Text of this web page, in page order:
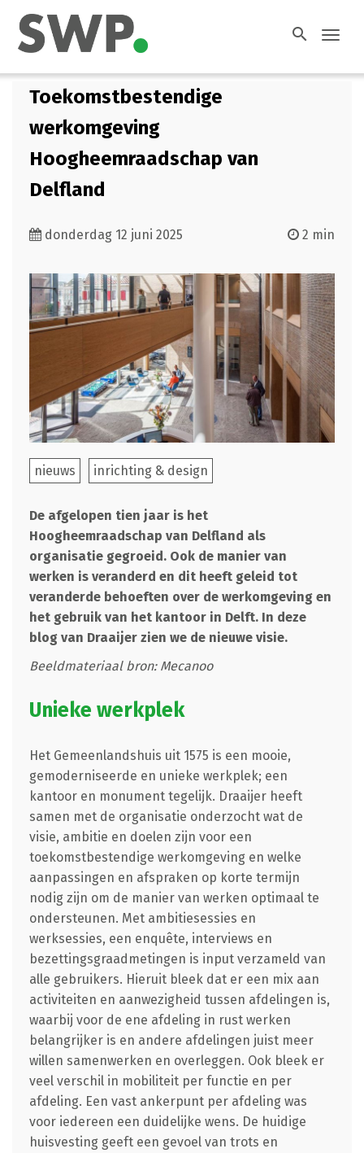
search
Toekomstbestendige
werkomgeving
Hoogheemraadschap van
Delfland
donderdag 12 juni 2025 2 min
nieuws inrichting & design
De afgelopen tien jaar is het
Hoogheemraadschap van Delfland als
organisatie gegroeid. Ook de manier van
werken is veranderd en dit heeft geleid tot
veranderde behoeften over de werkomgeving en
het gebruik van het kantoor in Delft. In deze
blog van Draaijer zien we de nieuwe visie.
Beeldmateriaal bron: Mecanoo
Unieke werkplek
Het Gemeenlandshuis uit 1575 is een mooie,
gemoderniseerde en unieke werkplek; een
kantoor en monument tegelijk. Draaijer heeft
samen met de organisatie onderzocht wat de
visie, ambitie en doelen zijn voor een
toekomstbestendige werkomgeving en welke
aanpassingen en afspraken op korte termijn
nodig zijn om de manier van werken optimaal te
ondersteunen. Met ambitiesessies en
werksessies, een enquête, interviews en
bezettingsgraadmetingen is input verzameld van
alle gebruikers. Hieruit bleek dat er een mix aan
activiteiten en aanwezigheid tussen afdelingen is,
waarbij voor de ene afdeling in rust werken
belangrijker is en andere afdelingen juist meer
willen samenwerken en overleggen. Ook bleek er
veel verschil in mobiliteit per functie en per
afdeling. Een vast ankerpunt per afdeling was
voor iedereen een duidelijke wens. De huidige
huisvesting geeft een gevoel van trots en